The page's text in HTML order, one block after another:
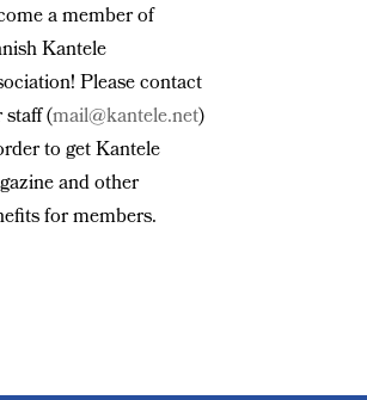
a member of
Kantele
Please contact
(mail@kantele.net)
to get Kantele
and other
for members.